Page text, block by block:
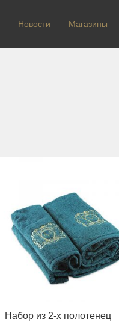
Новости Магазины
Набор из 2-х полотенец